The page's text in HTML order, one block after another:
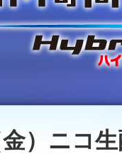
金）ニコ